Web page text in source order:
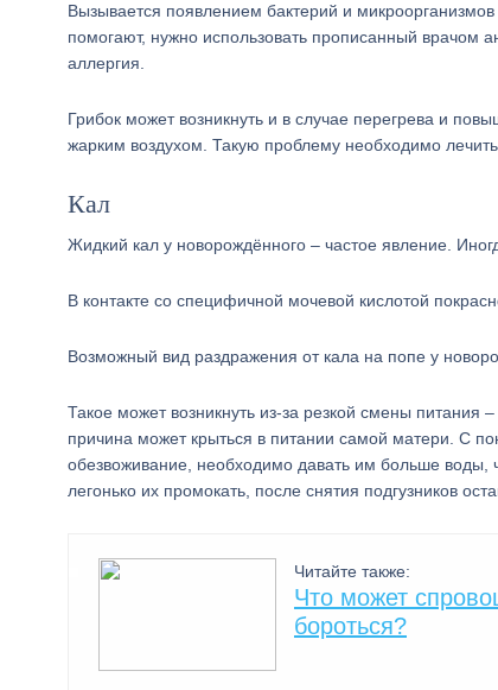
Вызывается появлением бактерий и
помогают, нужно использовать прописанный врачом
аллергия.
Грибок может возникнуть и в случае перегрева и
жарким воздухом. Такую проблему необходимо
Кал
Жидкий кал у новорождённого – частое явление.
В контакте со специфичной мочевой кислотой
Возможный вид раздражения от кала на попе у
Такое может возникнуть из-за резкой смены питания
причина может крыться в питании самой матери. С
обезвоживание, необходимо давать им больше воды,
легонько их промокать, после снятия подгузников
Читайте также:
Что может
бороться?